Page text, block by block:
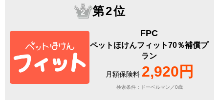
第2位
FPC
ペットほけんフィット70％補償プ
ラン
月額保険料 2,920円
検索条件：ドーベルマン／0歳